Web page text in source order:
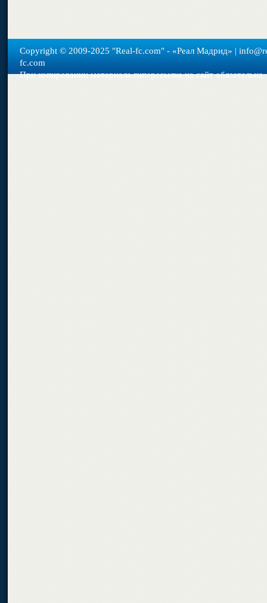
Copyright © 2009-2025 "Real-fс.com" - «Реал Мадрид» |
fc.com
При копировании материала гиперссылка на сайт обязательна